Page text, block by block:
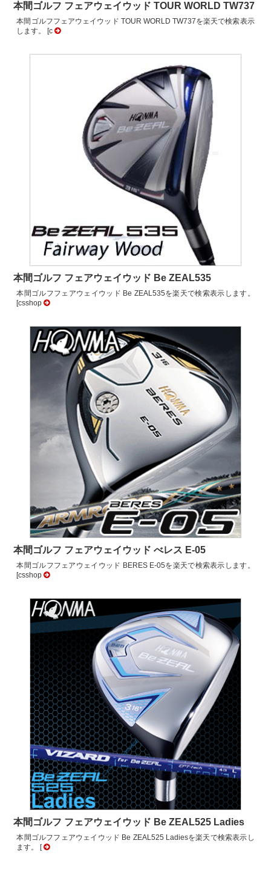
本間ゴルフ フェアウェイウッド TOUR WORLD TW737
本間ゴルフフェアウェイウッド TOUR WORLD TW737を楽天で検索表示
します。 [c
本間ゴルフ フェアウェイウッド Be ZEAL535
本間ゴルフフェアウェイウッド Be ZEAL535を楽天で検索表示します。
[csshop
本間ゴルフ フェアウェイウッド べレス E-05
本間ゴルフフェアウェイウッド BERES E-05を楽天で検索表示します。
[csshop
本間ゴルフ フェアウェイウッド Be ZEAL525 Ladies
本間ゴルフフェアウェイウッド Be ZEAL525 Ladiesを楽天で検索表示し
ます。 [